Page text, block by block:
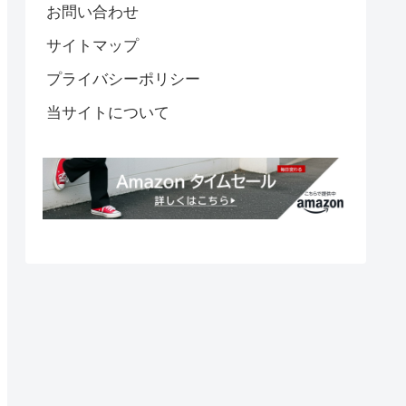
お問い合わせ
サイトマップ
プライバシーポリシー
当サイトについて